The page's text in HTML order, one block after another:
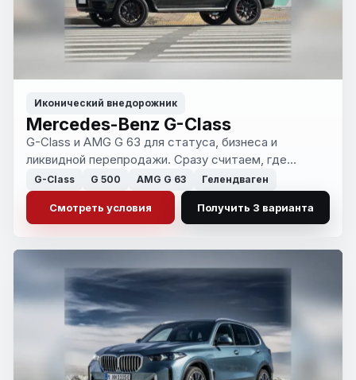
Иконический внедорожник
Mercedes-Benz G-Class
G-Class и AMG G 63 для статуса, бизнеса и
ликвидной перепродажи. Сразу считаем, где
автомобиль оправдан по версии, цвету и
экономике, а где это просто дорогая ошибка.
G-Class G 500 AMG G 63 Гелендваген
Смотреть условия Получить 3 варианта